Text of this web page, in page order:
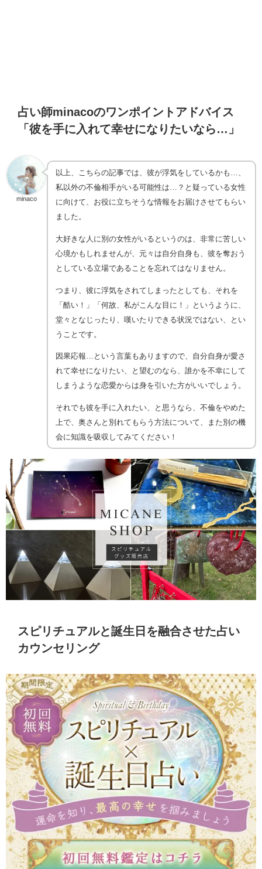
占い師minacoのワンポイントアドバイス
「彼を手に入れて幸せになりたいなら…」
minaco
以上、こちらの記事では、彼が浮気をしているかも…、
私以外の不倫相手がいる可能性は…？と疑っている女性
に向けて、お役に立ちそうな情報をお届けさせてもらい
ました。
大好きな人に別の女性がいるというのは、非常に苦しい
心境かもしれませんが、元々は自分自身も、彼を奪おう
としている立場であることを忘れてはなりません。
つまり、彼に浮気をされてしまったとしても、それを
「酷い！」「何故、私がこんな目に！」というように、
堂々となじったり、嘆いたりできる状況ではない、とい
うことです。
因果応報…という言葉もありますので、自分自身が愛さ
れて幸せになりたい、と望むのなら、誰かを不幸にして
しまうような恋愛からは身を引いた方がいいでしょう。
それでも彼を手に入れたい、と思うなら、不倫をやめた
上で、奥さんと別れてもらう方法について、また別の機
会に知識を吸収してみてください！
スピリチュアルと誕生日を融合させた占い
カウンセリング